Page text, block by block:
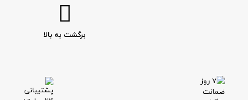
برگشت به بالا